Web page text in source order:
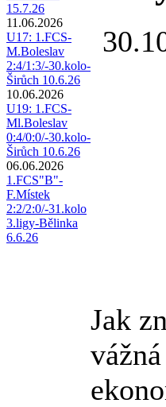
15.7.26
11.06.2026
U17: 1.FCS-
M.Boleslav
2:4/1:3/-30.kolo-
Širůch 10.6.26
10.06.2026
U19: 1.FCS-
Ml.Boleslav
0:4/0:0/-30.kolo-
Širůch 10.6.26
06.06.2026
1.FCS"B"-
F.Místek
2:2/2:0/-31.kolo
3.ligy-Bělinka
6.6.26
Jak